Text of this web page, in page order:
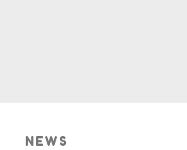
NEWS